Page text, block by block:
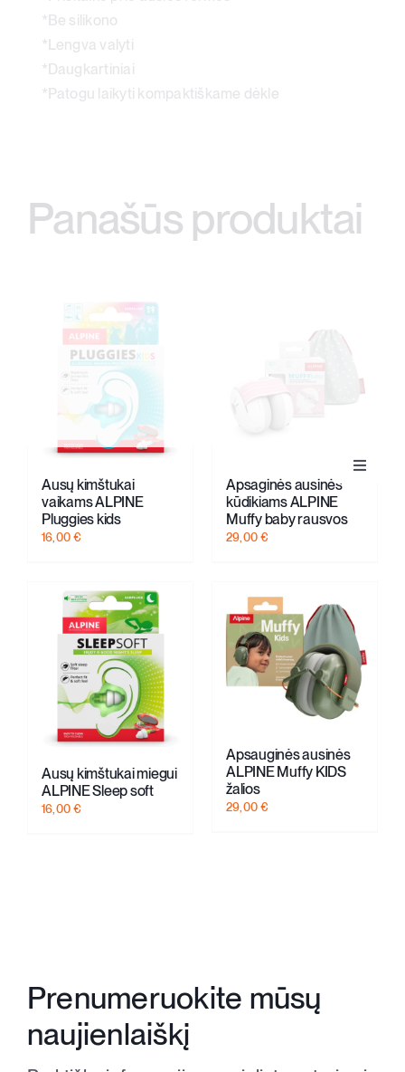
Toggle
Klausos aparatai
Apie klausą
Apie mus
Kontaktai
Krepšelis
*Be silikono
*Lengva valyti
*Daugkartiniai
*Patogu laikyti kompaktiškame dėkle
Panašūs produktai
Ausų kimštukai
vaikams ALPINE
Pluggies kids
16,00€
Apsaginės ausinės
kūdikiams ALPINE
Muffy baby rausvos
29,00€
Ausų kimštukai miegui
ALPINE Sleep soft
16,00€
Apsauginės ausinės
ALPINE Muffy KIDS
žalios
29,00€
Prenumeruokite mūsų
naujienlaiškį